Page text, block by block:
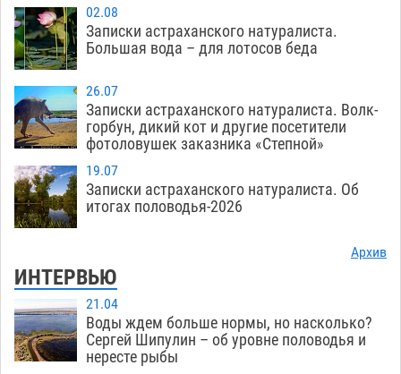
02.08
Записки астраханского натуралиста.
Большая вода – для лотосов беда
26.07
Записки астраханского натуралиста. Волк-
горбун, дикий кот и другие посетители
фотоловушек заказника «Степной»
19.07
Записки астраханского натуралиста. Об
итогах половодья-2026
Архив
ИНТЕРВЬЮ
21.04
Воды ждем больше нормы, но насколько?
Сергей Шипулин – об уровне половодья и
нересте рыбы